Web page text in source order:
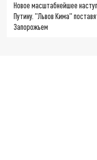
Новое масштабнейшее
Путину. "Львов Кима"
Запорожьем